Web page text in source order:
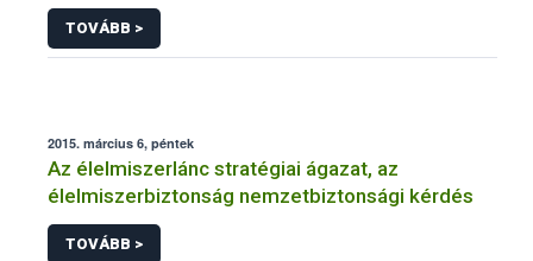
TOVÁBB >
2015. március 6, péntek
Az élelmiszerlánc stratégiai ágazat, az
élelmiszerbiztonság nemzetbiztonsági kérdés
TOVÁBB >